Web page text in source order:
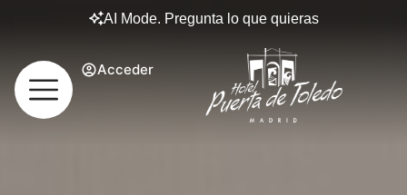
AI Mode. Pregunta lo que quieras
Acceder